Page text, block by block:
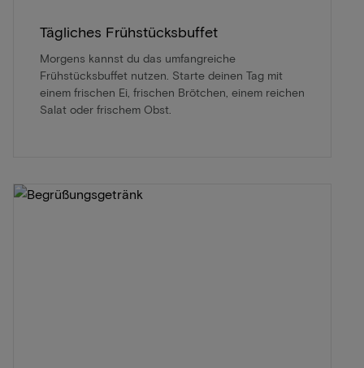
Tägliches Frühstücksbuffet
Morgens kannst du das umfangreiche
Frühstücksbuffet nutzen. Starte deinen Tag mit
einem frischen Ei, frischen Brötchen, einem reichen
Salat oder frischem Obst.